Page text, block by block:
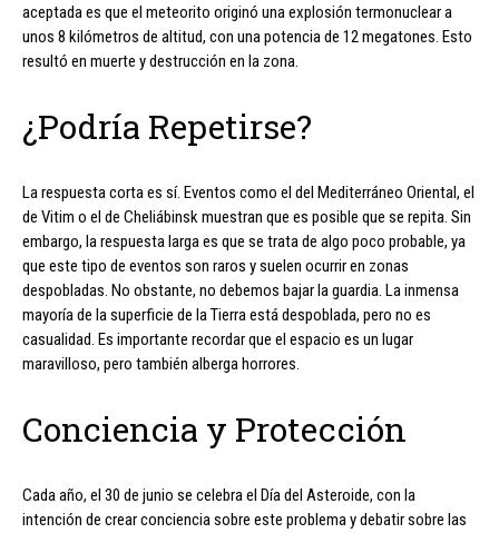
aceptada es que el meteorito originó una explosión termonuclear a
unos 8 kilómetros de altitud, con una potencia de 12 megatones. Esto
resultó en muerte y destrucción en la zona.
¿Podría Repetirse?
La respuesta corta es sí. Eventos como el del Mediterráneo Oriental, el
de Vitim o el de Cheliábinsk muestran que es posible que se repita. Sin
embargo, la respuesta larga es que se trata de algo poco probable, ya
que este tipo de eventos son raros y suelen ocurrir en zonas
despobladas. No obstante, no debemos bajar la guardia. La inmensa
mayoría de la superficie de la Tierra está despoblada, pero no es
casualidad. Es importante recordar que el espacio es un lugar
maravilloso, pero también alberga horrores.
Conciencia y Protección
Cada año, el 30 de junio se celebra el Día del Asteroide, con la
intención de crear conciencia sobre este problema y debatir sobre las